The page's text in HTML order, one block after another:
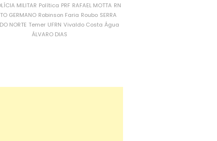
MILITAR Política PRF RAFAEL MOTTA RN
GERMANO Robinson Faria Roubo SERRA
NORTE Temer UFRN Vivaldo Costa Água
ÁLVARO DIAS